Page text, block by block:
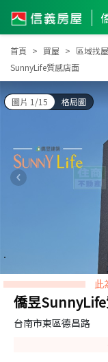
首頁 買屋 區域找屋
SunnyLife質感店面
圖片 1/15 格局圖
此
僑昱
台南市東區德昌路